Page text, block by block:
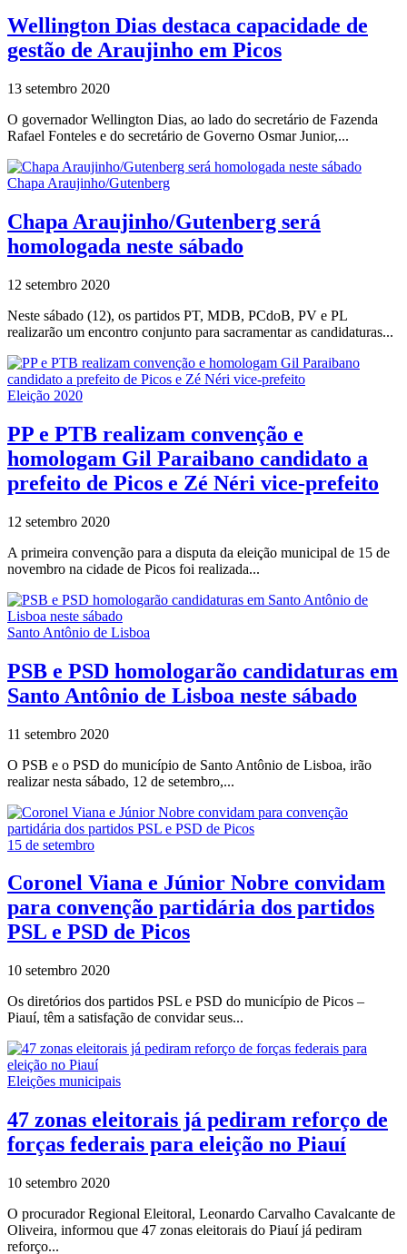
Wellington Dias destaca capacidade de
gestão de Araujinho em Picos
13 setembro 2020
O governador Wellington Dias, ao lado do secretário de Fazenda
Rafael Fonteles e do secretário de Governo Osmar Junior,...
Chapa Araujinho/Gutenberg
Chapa Araujinho/Gutenberg será
homologada neste sábado
12 setembro 2020
Neste sábado (12), os partidos PT, MDB, PCdoB, PV e PL
realizarão um encontro conjunto para sacramentar as candidaturas...
Eleição 2020
PP e PTB realizam convenção e
homologam Gil Paraibano candidato a
prefeito de Picos e Zé Néri vice-prefeito
12 setembro 2020
A primeira convenção para a disputa da eleição municipal de 15 de
novembro na cidade de Picos foi realizada...
Santo Antônio de Lisboa
PSB e PSD homologarão candidaturas em
Santo Antônio de Lisboa neste sábado
11 setembro 2020
O PSB e o PSD do município de Santo Antônio de Lisboa, irão
realizar nesta sábado, 12 de setembro,...
15 de setembro
Coronel Viana e Júnior Nobre convidam
para convenção partidária dos partidos
PSL e PSD de Picos
10 setembro 2020
Os diretórios dos partidos PSL e PSD do município de Picos –
Piauí, têm a satisfação de convidar seus...
Eleições municipais
47 zonas eleitorais já pediram reforço de
forças federais para eleição no Piauí
10 setembro 2020
O procurador Regional Eleitoral, Leonardo Carvalho Cavalcante de
Oliveira, informou que 47 zonas eleitorais do Piauí já pediram
reforço...